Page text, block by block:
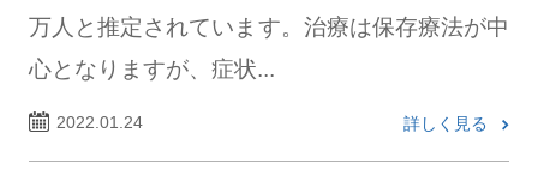
万人と推定されています。治療は保存療法が中
心となりますが、症状...
2022.01.24 詳しく見る